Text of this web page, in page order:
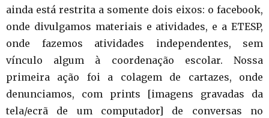
ainda está restrita a somente dois eixos: o facebook,
onde divulgamos materiais e atividades, e a ETESP,
onde fazemos atividades independentes, sem
vínculo algum à coordenação escolar. Nossa
primeira ação foi a colagem de cartazes, onde
denunciamos, com prints [imagens gravadas da
tela/ecrã de um computador] de conversas no